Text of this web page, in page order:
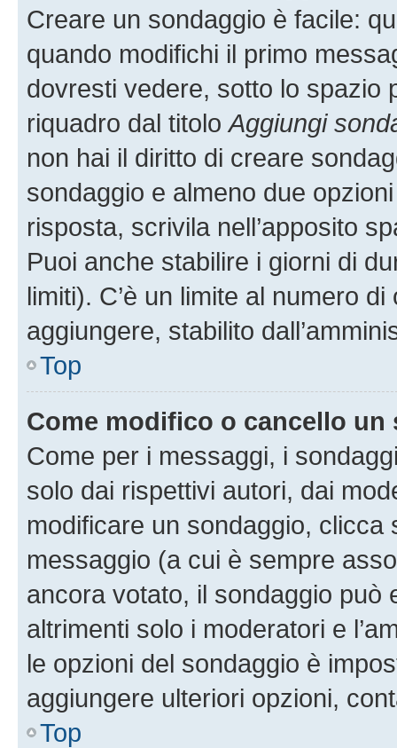
Creare un sondaggio è facile:
quando modifichi il primo
dovresti vedere, sotto lo spazio
riquadro dal titoloAggiungi
non hai il diritto di creare
sondaggio e almeno due
risposta, scrivila nell’apposito
Puoi anche stabilire i giorni di
limiti). C’è un limite al numero
aggiungere, stabilito
Top
Come modifico o cancello un
Come per i messaggi, i
solo dai rispettivi autori, dai
modificare un sondaggio,
messaggio (a cui è sempre
ancora votato, il sondaggio può
altrimenti solo i moderatori e
le opzioni del sondaggio è
aggiungere ulteriori opzioni,
Top